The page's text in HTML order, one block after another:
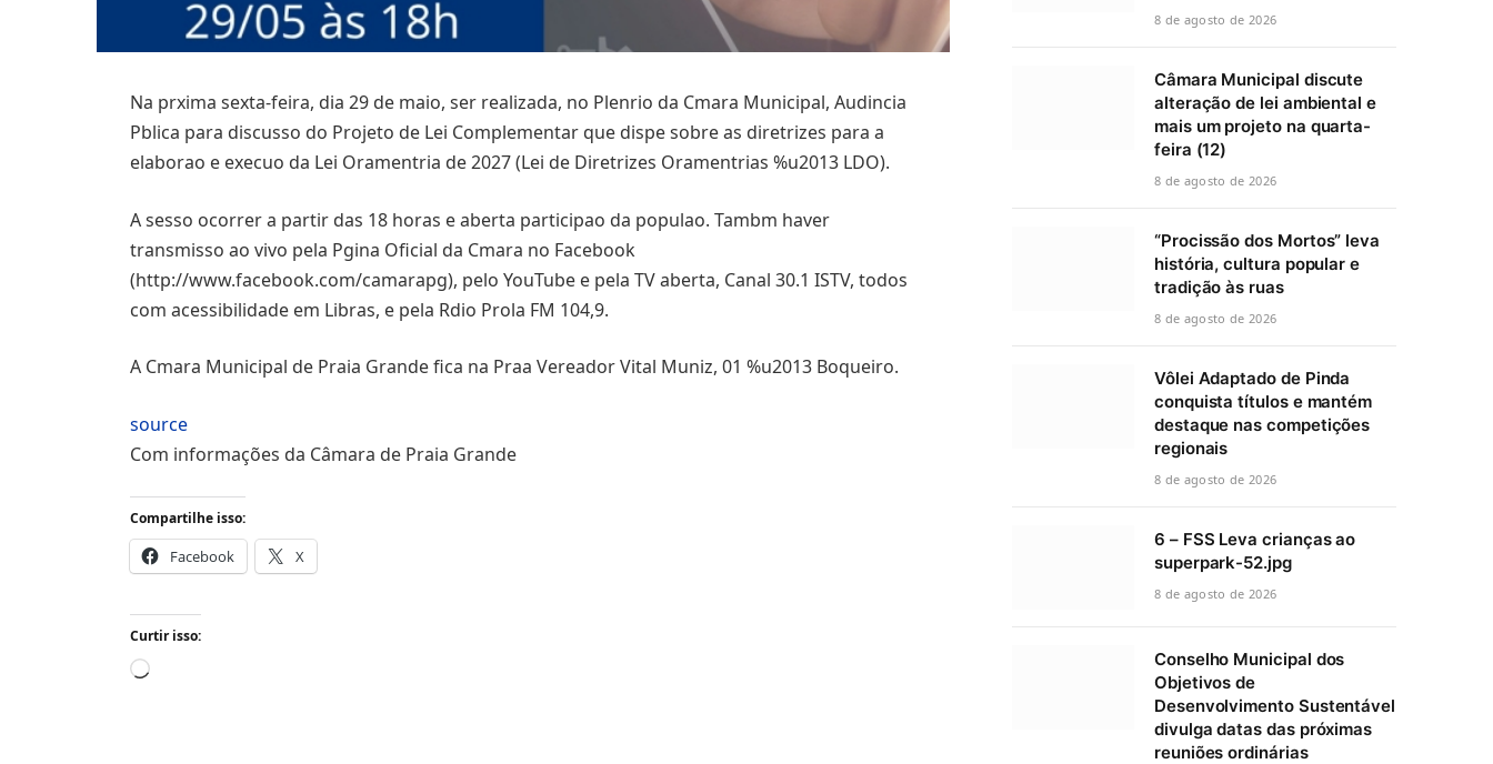
Na prxima sexta-feira, dia 29 de maio, ser realizada, no Plenrio da Cmara Municipal, Audincia
Pblica para discusso do Projeto de Lei Complementar que dispe sobre as diretrizes para a
elaborao e execuo da Lei Oramentria de 2027 (Lei de Diretrizes Oramentrias %u2013 LDO).
A sesso ocorrer a partir das 18 horas e aberta participao da populao. Tambm haver
transmisso ao vivo pela Pgina Oficial da Cmara no Facebook
(http://www.facebook.com/camarapg), pelo YouTube e pela TV aberta, Canal 30.1 ISTV, todos
com acessibilidade em Libras, e pela Rdio Prola FM 104,9.
A Cmara Municipal de Praia Grande fica na Praa Vereador Vital Muniz, 01 %u2013 Boqueiro.
source
Com informações da Câmara de Praia Grande
Compartilhe isso:
Facebook X
Curtir isso:
Carregando...
8 de agosto de 2026
Câmara Municipal discute
alteração de lei ambiental e
mais um projeto na quarta-
feira (12)
8 de agosto de 2026
“Procissão dos Mortos” leva
história, cultura popular e
tradição às ruas
8 de agosto de 2026
Vôlei Adaptado de Pinda
conquista títulos e mantém
destaque nas competições
regionais
8 de agosto de 2026
6 – FSS Leva crianças ao
superpark-52.jpg
8 de agosto de 2026
Conselho Municipal dos
Objetivos de
Desenvolvimento Sustentável
divulga datas das próximas
reuniões ordinárias